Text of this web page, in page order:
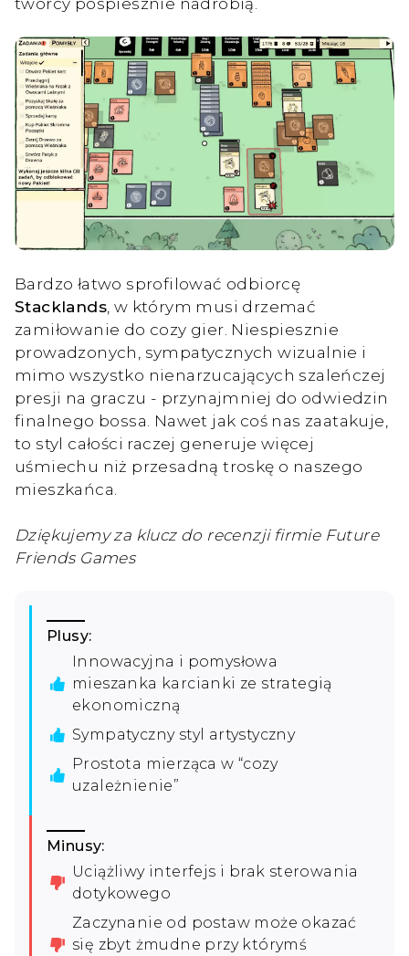
Bardzo łatwo sprofilować odbiorcę
Stacklands , w którym musi drzemać
zamiłowanie do cozy gier. Niespiesznie
prowadzonych, sympatycznych wizualnie i
mimo wszystko nienarzucających szaleńczej
presji na graczu - przynajmniej do odwiedzin
finalnego bossa. Nawet jak coś nas zaatakuje,
to styl całości raczej generuje więcej
uśmiechu niż przesadną troskę o naszego
mieszkańca.
Dziękujemy za klucz do recenzji firmie Future
Friends Games
Plusy:
Innowacyjna i pomysłowa
mieszanka karcianki ze strategią
ekonomiczną
Sympatyczny styl artystyczny
Prostota mierząca w “cozy
uzależnienie”
Minusy:
Uciążliwy interfejs i brak sterowania
dotykowego
Zaczynanie od postaw może okazać
się zbyt żmudne przy którymś